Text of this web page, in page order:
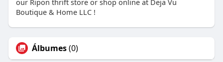
Boutique & Home LLC !
Álbumes(0)